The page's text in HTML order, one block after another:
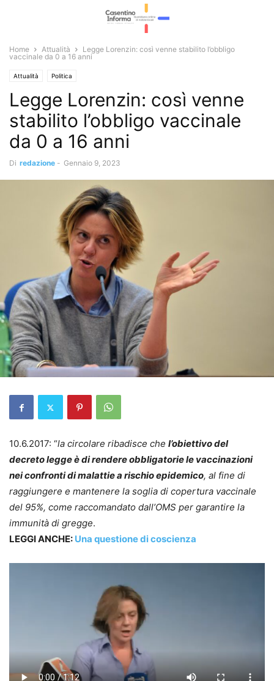
Home Attualità
Legge Lorenzin: così venne stabilito l’obbligo
vaccinale da 0 a 16 anni
Attualità Politica
Legge Lorenzin: così venne
stabilito l’obbligo vaccinale
da 0 a 16 anni
Di redazione - Gennaio 9, 2023
10.6.2017: “la circolare ribadisce che l’obiettivo del
decreto legge è di rendere obbligatorie le vaccinazioni
nei confronti di malattie a rischio epidemico, al fine di
raggiungere e mantenere la soglia di copertura vaccinale
del 95%, come raccomandato dall’OMS per garantire la
immunità di gregge.
LEGGI ANCHE: Una questione di coscienza